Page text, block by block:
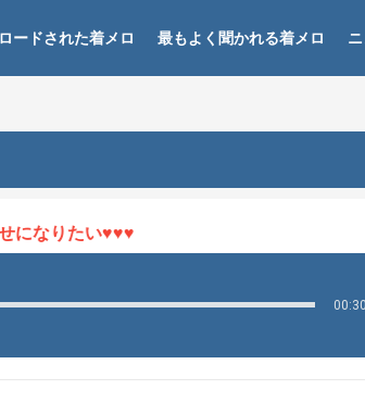
ードされた着メロ 最もよく聞かれる着メロ
りたい♥♥♥
00:30